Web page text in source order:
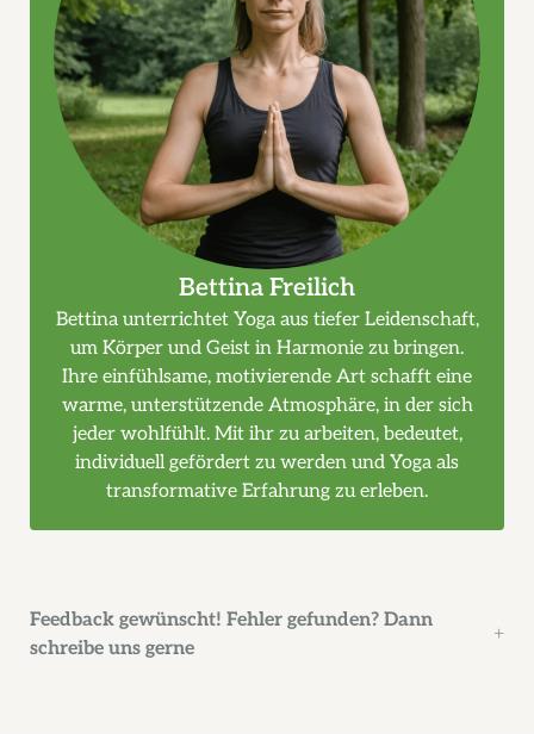
Bettina Freilich
Bettina unterrichtet Yoga aus tiefer Leidenschaft,
um Körper und Geist in Harmonie zu bringen.
Ihre einfühlsame, motivierende Art schafft eine
warme, unterstützende Atmosphäre, in der sich
jeder wohlfühlt. Mit ihr zu arbeiten, bedeutet,
individuell gefördert zu werden und Yoga als
transformative Erfahrung zu erleben.
Feedback gewünscht! Fehler gefunden? Dann
schreibe uns gerne